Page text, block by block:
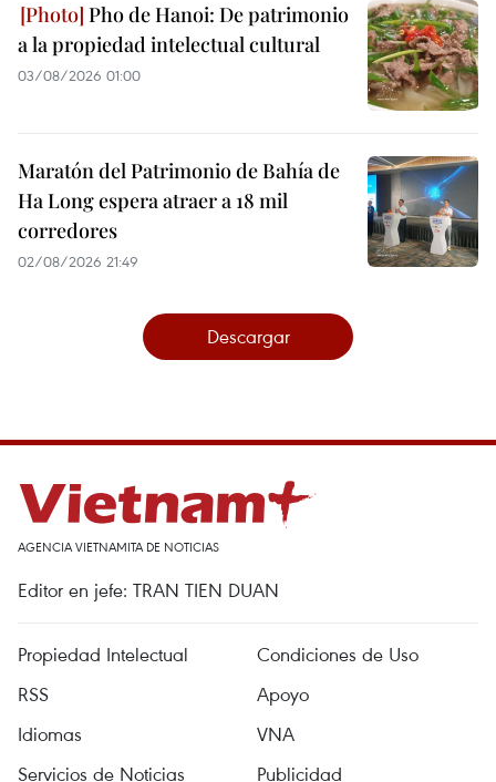
Pho de Hanoi: De patrimonio
a la propiedad intelectual cultural
03/08/2026 01:00
Maratón del Patrimonio de Bahía de
Ha Long espera atraer a 18 mil
corredores
02/08/2026 21:49
Descargar
AGENCIA VIETNAMITA DE NOTICIAS
Editor en jefe: TRAN TIEN DUAN
Propiedad Intelectual
Condiciones de Uso
RSS
Apoyo
Idiomas
VNA
Servicios de Noticias
Publicidad